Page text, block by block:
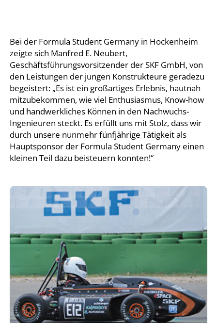
Bei der Formula Student Germany in Hockenheim
zeigte sich Manfred E. Neubert,
Geschäftsführungsvorsitzender der SKF GmbH, von
den Leistungen der jungen Konstrukteure geradezu
begeistert: „Es ist ein großartiges Erlebnis, hautnah
mitzubekommen, wie viel Enthusiasmus, Know-how
und handwerkliches Können in den Nachwuchs-
Ingenieuren steckt. Es erfüllt uns mit Stolz, dass wir
durch unsere nunmehr fünfjährige Tätigkeit als
Hauptsponsor der Formula Student Germany einen
kleinen Teil dazu beisteuern konnten!“